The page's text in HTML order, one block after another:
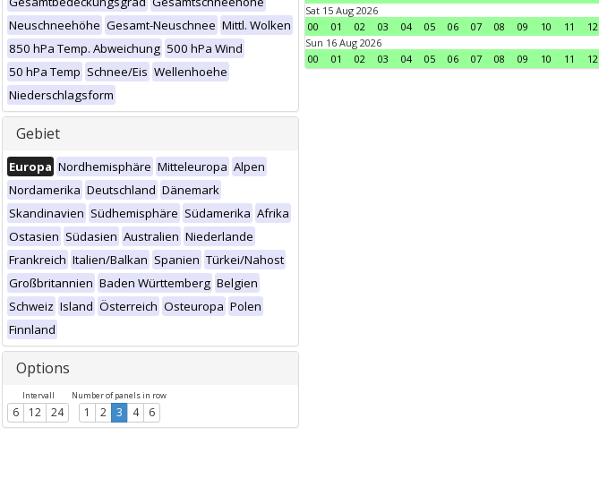
Neuschneehöhe Gesamt-Neuschnee Mittl. Wolken
850 hPa Temp. Abweichung 500 hPa Wind
50 hPa Temp Schnee/Eis Wellenhoehe
Niederschlagsform
Gebiet
Europa Nordhemisphäre Mitteleuropa Alpen
Nordamerika Deutschland Dänemark
Skandinavien Südhemisphäre Südamerika Afrika
Ostasien Südasien Australien Niederlande
Frankreich Italien/Balkan Spanien Türkei/Nahost
Großbritannien Baden Württemberg Belgien
Schweiz Island Österreich Osteuropa Polen
Finnland
Options
Intervall
6 12 24
Number of panels in row
1 2 3 4 6
Sat 15 Aug 2026
00
01 02 03 04 05 06 07 08 09 10 11 12
Sun 16 Aug 2026
00
01 02 03 04 05 06 07 08 09 10 11 12